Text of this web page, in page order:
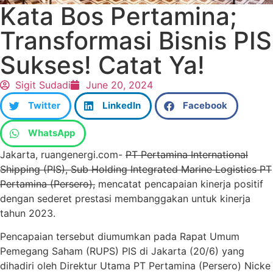
Kata Bos Pertamina;
Transformasi Bisnis PIS
Sukses! Catat Ya!
Sigit Sudadi June 20, 2024
Twitter LinkedIn Facebook
WhatsApp
Jakarta, ruangenergi.com- PT Pertamina International
Shipping (PIS), Sub Holding Integrated Marine Logistics PT
Pertamina (Persero), mencatat pencapaian kinerja positif
dengan sederet prestasi membanggakan untuk kinerja
tahun 2023.
Pencapaian tersebut diumumkan pada Rapat Umum
Pemegang Saham (RUPS) PIS di Jakarta (20/6) yang
dihadiri oleh Direktur Utama PT Pertamina (Persero) Nicke